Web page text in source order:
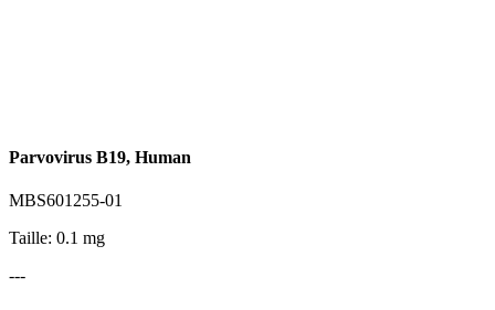
Parvovirus B19, Human
MBS601255-01
Taille: 0.1 mg
---